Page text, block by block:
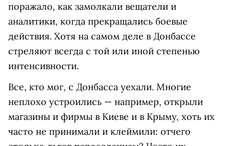
поражало, как замолкали вещатели и
аналитики, когда прекращались боевые
действия. Хотя на самом деле в Донбассе
стреляют всегда с той или иной степенью
интенсивности.
Все, кто мог, с Донбасса уехали. Многие
неплохо устроились — например, открыли
магазины и фирмы в Киеве и в Крыму, хоть их
часто не принимали и клеймили: отчего